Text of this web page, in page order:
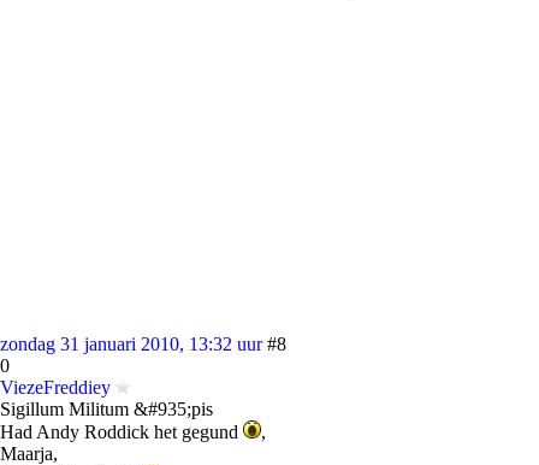
zondag 31 januari 2010, 13:32 uur #8
0
ViezeFreddiey
Sigillum Militum &#935;pis
Had Andy Roddick het gegund
,
Maarja,